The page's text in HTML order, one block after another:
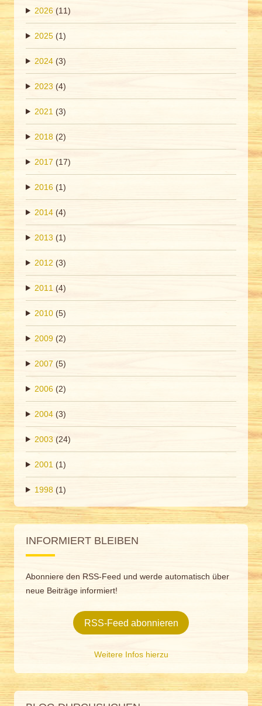
2026 (11)
2025 (1)
2024 (3)
2023 (4)
2021 (3)
2018 (2)
2017 (17)
2016 (1)
2014 (4)
2013 (1)
2012 (3)
2011 (4)
2010 (5)
2009 (2)
2007 (5)
2006 (2)
2004 (3)
2003 (24)
2001 (1)
1998 (1)
INFORMIERT BLEIBEN
Abonniere den RSS-Feed und werde automatisch über
neue Beiträge informiert!
RSS-Feed abonnieren
Weitere Infos hierzu